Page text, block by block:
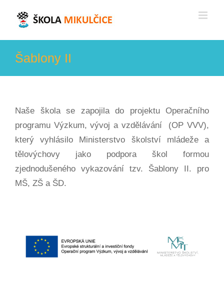
Šablony II
Naše škola se zapojila do projektu Operačního
programu Výzkum, vývoj a vzdělávání (OP VVV),
který vyhlásilo Ministerstvo školství mládeže a
tělovýchovy jako podpora škol formou
zjednodušeného vykazování tzv. Šablony II. pro
MŠ, ZŠ a ŠD.